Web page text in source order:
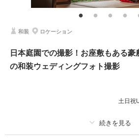
料金なし 貸出小物多数
富山の定番スポット☆グリーンカットも撮れ
カット以上 □所要時間：約4時間
カラードレスやウェディングドレスでのロケー
写真撮影料/ 全データ(DVD-R)/ ご新郎衣装/ ご
このプランで撮影可能な撮影レポート
和装 ロケーション
日本庭園での撮影！お座敷もある
の和装ウェディングフォト撮影
土日祝